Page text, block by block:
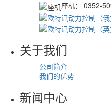
座机：
0352-
关于我们
公司简介
我们的优势
新闻中心